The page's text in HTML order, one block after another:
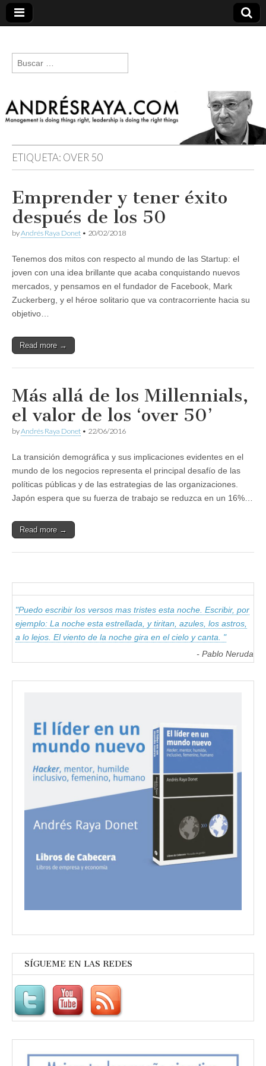
andresraya.com
gestión de
personas,
talento e
Buscar:
ETIQUETA: OVER 50
Emprender y tener éxito
después de los 50
byAndrés Raya Donet • 20/02/2018
Tenemos dos mitos con respecto al mundo de las Startup: el
joven con una idea brillante que acaba conquistando nuevos
mercados, y pensamos en el fundador de Facebook, Mark
Zuckerberg, y el héroe solitario que va contracorriente hacia su
objetivo…
Read more →
Más allá de los Millennials,
el valor de los ‘over 50’
byAndrés Raya Donet • 22/06/2016
La transición demográfica y sus implicaciones evidentes en el
mundo de los negocios representa el principal desafío de las
políticas públicas y de las estrategias de las organizaciones.
Japón espera que su fuerza de trabajo se reduzca en un 16%…
Read more →
"Puedo escribir los versos mas tristes esta noche. Escribir, por
ejemplo: La noche esta estrellada, y tiritan, azules, los astros,
a lo lejos. El viento de la noche gira en el cielo y canta. "
- Pablo Neruda
SÍGUEME EN LAS REDES